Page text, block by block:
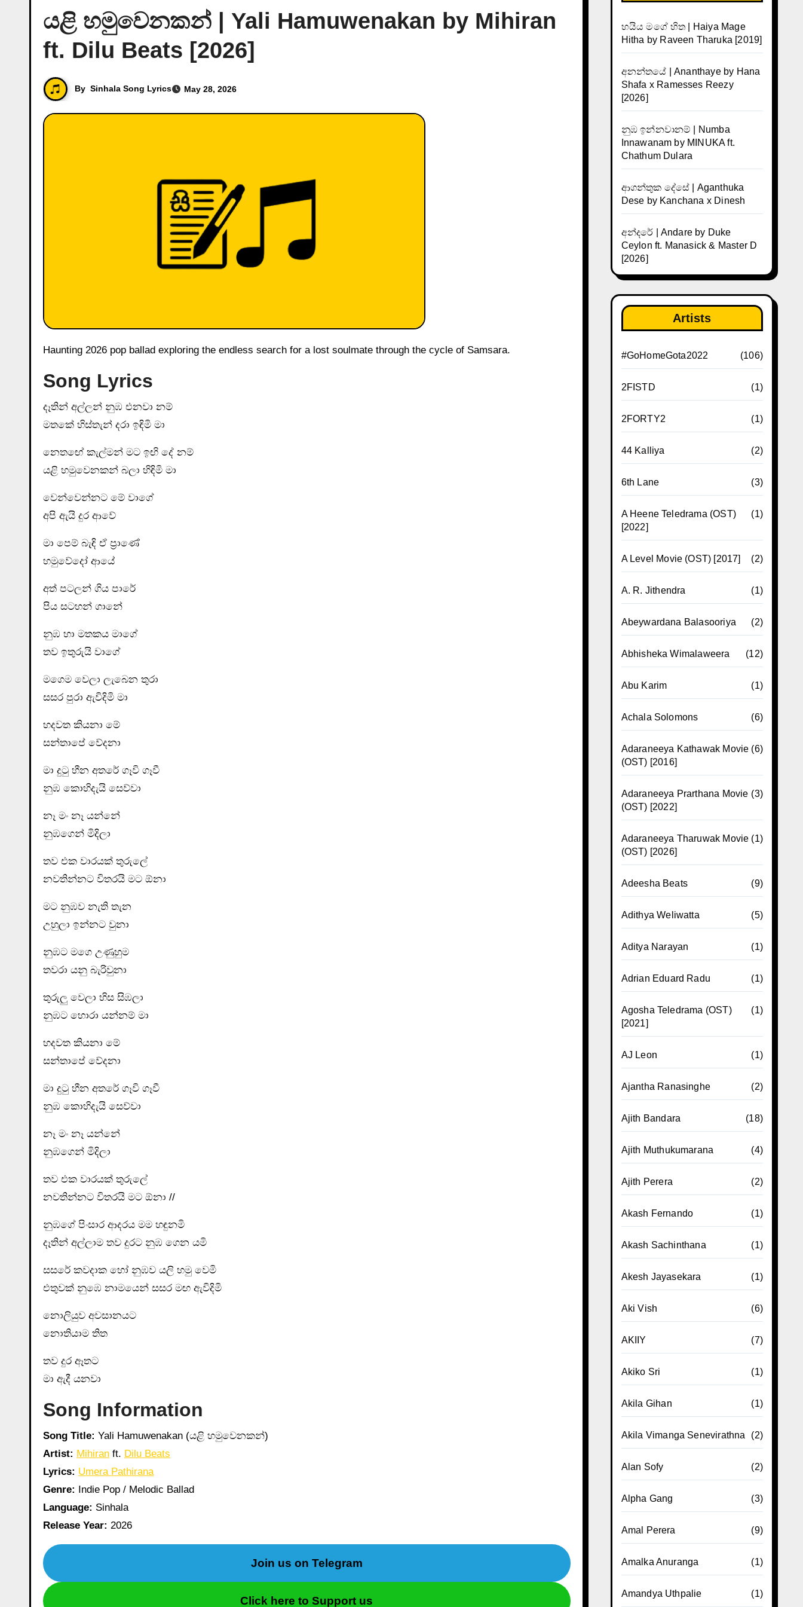
යළි හමුවෙනකන් | Yali Hamuwenakan by Mihiran
ft. Dilu Beats [2026]
By Sinhala Song Lyrics May 28, 2026
Haunting 2026 pop ballad exploring the endless search for a lost soulmate through the cycle of Samsara.
Song Lyrics
දෑතින් අල්ලන් නුඹ එනවා නම්
මතකේ හිස්තැන් දරා ඉඳිමි මා
නෙතඟේ කැල්මන් මට ඉඟි දේ නම්
යළි හමුවෙනකන් බලා හිඳිමි මා
වෙන්වෙන්නට මේ වාගේ
අපි ඇයි දුර ආවේ
මා පෙම් බැඳි ඒ ප්‍රාණේ
හමුවේදෝ ආයේ
අත් පටලන් ගිය පාරේ
පිය සටහන් ගානේ
නුඹ හා මතකය මාගේ
තව ඉතුරුයි වාගේ
මගෙම වෙලා ලැබෙන තුරා
සසර පුරා ඇවිදිමි මා
හදවත කියනා මේ
සන්තාපේ වේදනා
මා දුටු හීන අතරේ ගෑවි ගෑවී
නුඹ කොහිදැයි සෙව්වා
නෑ මං නෑ යන්නේ
නුඹගෙන් මිදිලා
තව එක වාරයක් තුරුලේ
නවතින්නට විතරයි මට ඕනා
මට නුඹව නැති තැන
උහුලා ඉන්නට වුනා
නුඹට මගෙ උණුහුම
තවරා යනු බැරිවුනා
තුරුලු වෙලා හිස සිඹලා
නුඹට හොරා යන්නම් මා
හදවත කියනා මේ
සන්තාපේ වේදනා
මා දුටු හීන අතරේ ගෑවි ගෑවී
නුඹ කොහිදැයි සෙව්වා
නෑ මං නෑ යන්නේ
නුඹගෙන් මිදිලා
තව එක වාරයක් තුරුලේ
නවතින්නට විතරයි මට ඕනා //
නුඹගේ පිංසාර ආදරය මම හඳුනමි
දෑතින් අල්ලාම තව දුරට නුඹ ගෙන යමි
සසරේ කවදාක හෝ නුඹව යලි හමු වෙමි
එතුවක් නුඹෙ නාමයෙන් සසර මඟ ඇවිදිමි
නොලියුව අවසානයට
නොතියාම තිත
තව දුර ඈතට
මා ඇදී යනවා
Song Information
Song Title: Yali Hamuwenakan (යළි හමුවෙනකන්)
Artist: Mihiran ft. Dilu Beats
Lyrics: Umera Pathirana
Genre: Indie Pop / Melodic Ballad
Language: Sinhala
Release Year: 2026
Join us on Telegram
Click here to Support us
හයිය මගේ හිත | Haiya Mage
Hitha by Raveen Tharuka [2019]
අනන්තයේ | Ananthaye by Hana
Shafa x Ramesses Reezy
[2026]
නුඹ ඉන්නවානම් | Numba
Innawanam by MINUKA ft.
Chathum Dulara
ආගන්තුක දේසේ | Aganthuka
Dese by Kanchana x Dinesh
අන්දරේ | Andare by Duke
Ceylon ft. Manasick & Master D
[2026]
Artists
#GoHomeGota2022 (106)
2FISTD (1)
2FORTY2 (1)
44 Kalliya (2)
6th Lane (3)
A Heene Teledrama (OST)
[2022]
(1)
A Level Movie (OST) [2017] (2)
A. R. Jithendra (1)
Abeywardana Balasooriya (2)
Abhisheka Wimalaweera (12)
Abu Karim (1)
Achala Solomons (6)
Adaraneeya Kathawak Movie
(OST) [2016]
(6)
Adaraneeya Prarthana Movie
(OST) [2022]
(3)
Adaraneeya Tharuwak Movie
(OST) [2026]
(1)
Adeesha Beats (9)
Adithya Weliwatta (5)
Aditya Narayan (1)
Adrian Eduard Radu (1)
Agosha Teledrama (OST)
[2021]
(1)
AJ Leon (1)
Ajantha Ranasinghe (2)
Ajith Bandara (18)
Ajith Muthukumarana (4)
Ajith Perera (2)
Akash Fernando (1)
Akash Sachinthana (1)
Akesh Jayasekara (1)
Aki Vish (6)
AKIIY (7)
Akiko Sri (1)
Akila Gihan (1)
Akila Vimanga Senevirathna (2)
Alan Sofy (2)
Alpha Gang (3)
Amal Perera (9)
Amalka Anuranga (1)
Amandya Uthpalie (1)